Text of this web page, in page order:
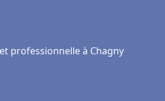
professionnelle à Chagny